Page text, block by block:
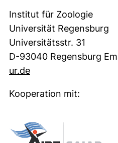
Institut für Zoologie
Universität Regensburg
Universitätsstr. 31
D-93040 Regensburg
ur.de(öffnet Ihr E-Mail-
Kooperation mit: